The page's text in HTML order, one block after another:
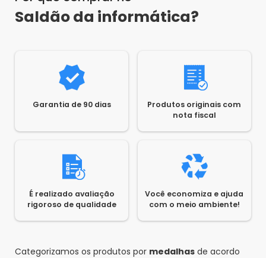
Saldão da informática?
Garantia de 90 dias
Produtos originais com
nota fiscal
É realizado avaliação
rigoroso de qualidade
Você economiza e ajuda
com o meio ambiente!
Categorizamos os produtos por medalhas de acordo